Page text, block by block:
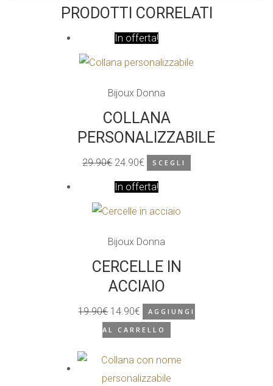
PRODOTTI CORRELATI
In offerta!
Bijoux Donna
COLLANA
PERSONALIZZABILE
29.90€
Il
prezzo
originale
29.90€.
24.90€
Il
prezzo
attuale
24.90€.
SCEGLI
In offerta!
Bijoux Donna
CERCELLE IN
ACCIAIO
19.90€
Il
prezzo
originale
14.90€
Il
prezzo
è:
AGGIUNGI
AL CARRELLO